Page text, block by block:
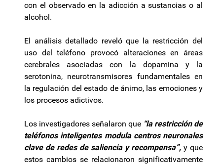
con el observado en la adicción a sustancias o al
alcohol.
El análisis detallado reveló que la restricción del
uso del teléfono provocó alteraciones en áreas
cerebrales asociadas con la dopamina y la
serotonina, neurotransmisores fundamentales en
la regulación del estado de ánimo, las emociones y
los procesos adictivos.
Los investigadores señalaron que “la restricción de
teléfonos inteligentes modula centros neuronales
clave de redes de saliencia y recompensa”, y que
estos cambios se relacionaron significativamente